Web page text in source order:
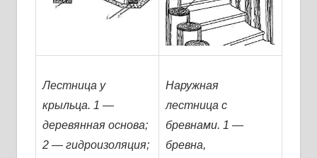
Лестница у
крыльца. 1 —
деревянная основа;
2 — гидроизоляция;
Наружная
лестница с
бревнами. 1 —
бревна,